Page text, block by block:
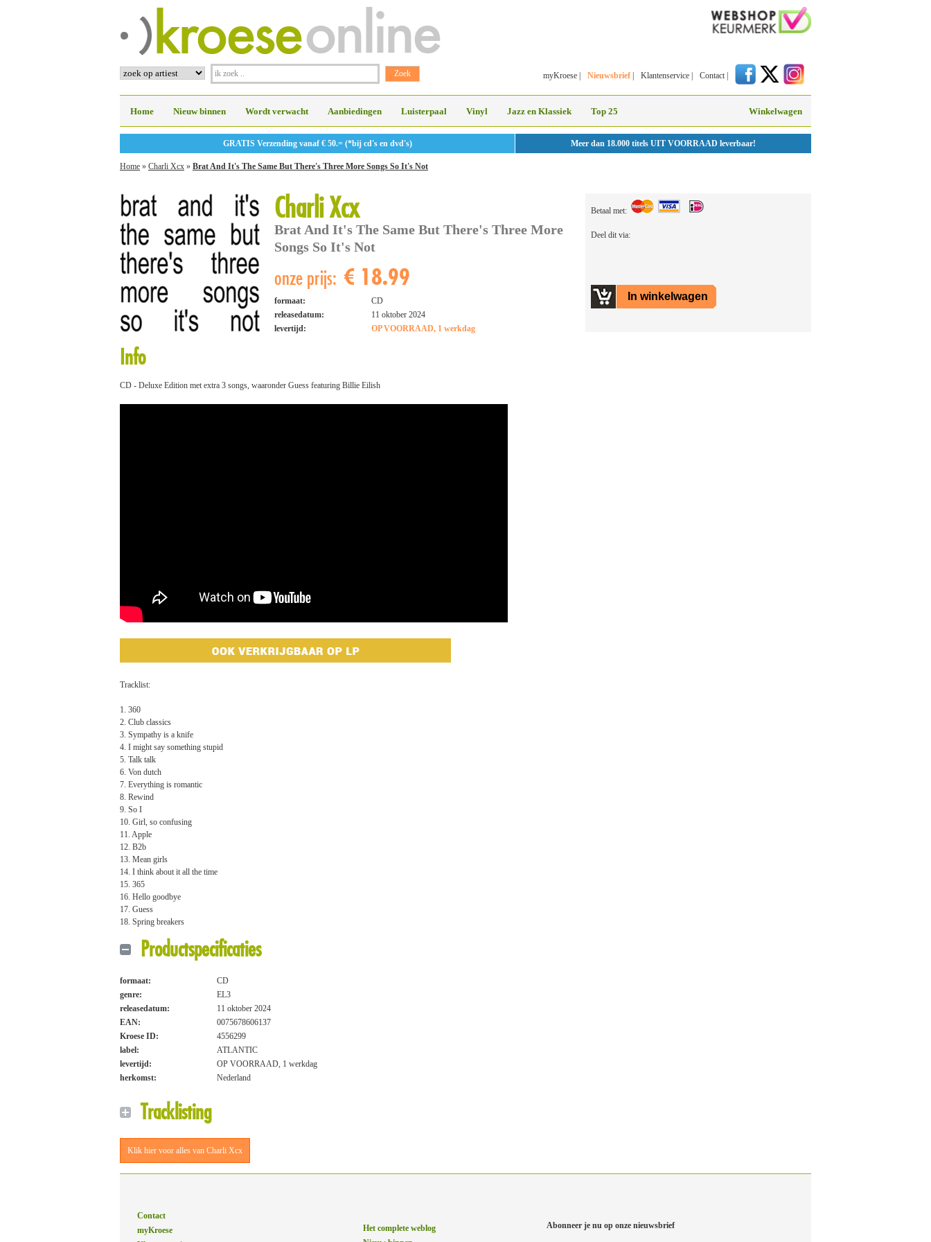
myKroese Nieuwsbrief Klantenservice Contact
Home Nieuw binnen Wordt verwacht Aanbiedingen Luisterpaal Vinyl Jazz en Klassiek Top 25 Winkelwagen
GRATIS Verzending vanaf € 50.= (*bij cd's en dvd's) Meer dan 18.000 titels UIT VOORRAAD leverbaar!
Home » Charli Xcx » Brat And It's The Same But There's Three More Songs So It's Not
Charli Xcx
Brat And It's The Same But There's Three More
Songs So It's Not
onze prijs: € 18.99
formaat:
CD
releasedatum:
11 oktober 2024
levertijd:
OP VOORRAAD, 1 werkdag
Betaal met:
Deel dit via:
Info
CD - Deluxe Edition met extra 3 songs, waaronder Guess featuring Billie Eilish
Tracklist:
1. 360
2. Club classics
3. Sympathy is a knife
4. I might say something stupid
5. Talk talk
6. Von dutch
7. Everything is romantic
8. Rewind
9. So I
10. Girl, so confusing
11. Apple
12. B2b
13. Mean girls
14. I think about it all the time
15. 365
16. Hello goodbye
17. Guess
18. Spring breakers
Productspecificaties
formaat:
CD
genre:
EL3
releasedatum:
11 oktober 2024
EAN:
0075678606137
Kroese ID:
4556299
label:
ATLANTIC
levertijd:
OP VOORRAAD, 1 werkdag
herkomst:
Nederland
Tracklisting
Klik hier voor alles van Charli Xcx
Contact
myKroese
Het complete weblog
Abonneer je nu op onze nieuwsbrief